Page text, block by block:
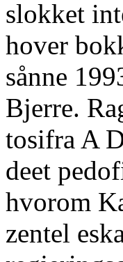
slokket
hover
sånne
Bjerre.
tosifra A
deet
hvorom
zentel